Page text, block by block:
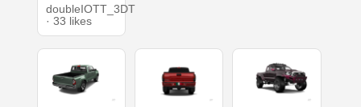
doubleIOTT_3DT
· 33 likes